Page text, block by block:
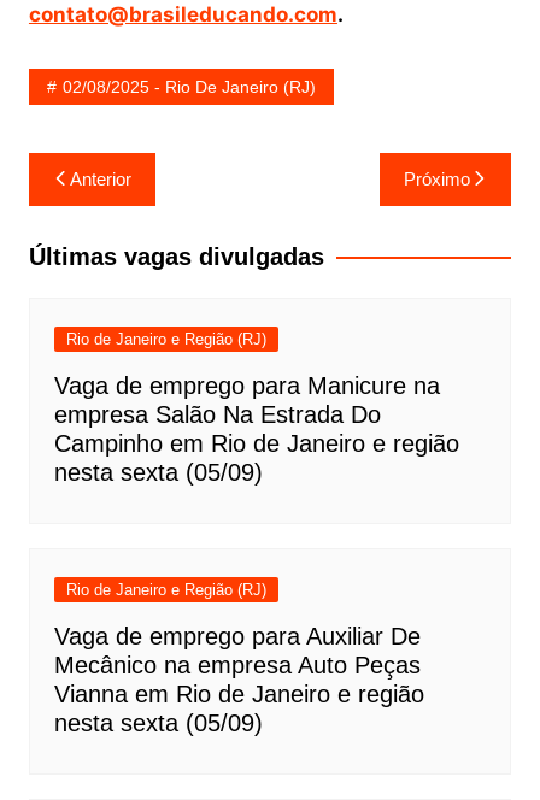
contato@brasileducando.com.
02/08/2025 - Rio De Janeiro (RJ)
Navegação
de
Post
Anterior Próximo
Últimas vagas divulgadas
Rio de Janeiro e Região (RJ)
Vaga de emprego para Manicure na
empresa Salão Na Estrada Do
Campinho em Rio de Janeiro e região
nesta sexta (05/09)
Rio de Janeiro e Região (RJ)
Vaga de emprego para Auxiliar De
Mecânico na empresa Auto Peças
Vianna em Rio de Janeiro e região
nesta sexta (05/09)